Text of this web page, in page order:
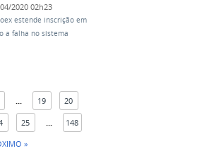
2020 02h23
estende inscrição em
a falha no sistema
19 20
25
148
»